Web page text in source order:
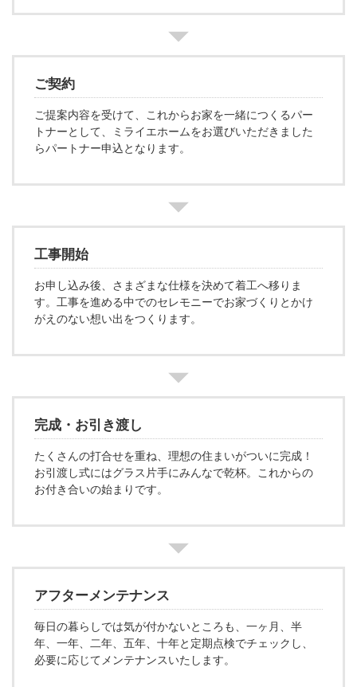
ご契約
ご提案内容を受けて、これからお家を一緒につくるパー
トナーとして、ミライエホームをお選びいただきました
らパートナー申込となります。
工事開始
お申し込み後、さまざまな仕様を決めて着工へ移りま
す。工事を進める中でのセレモニーでお家づくりとかけ
がえのない想い出をつくります。
完成・お引き渡し
たくさんの打合せを重ね、理想の住まいがついに完成！
お引渡し式にはグラス片手にみんなで乾杯。これからの
お付き合いの始まりです。
アフターメンテナンス
毎日の暮らしでは気が付かないところも、一ヶ月、半
年、一年、二年、五年、十年と定期点検でチェックし、
必要に応じてメンテナンスいたします。